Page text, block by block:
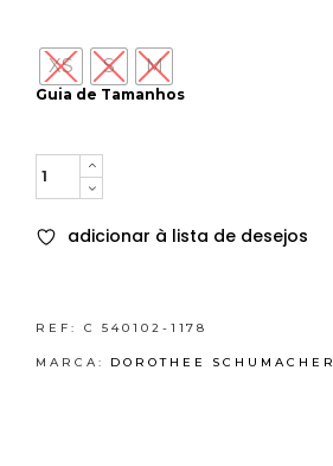
Guia de Tamanhos
XS S M
Quantity
adicionar à lista de desejos
REF: C 540102-1178
MARCA: DOROTHEE SCHUMACHER